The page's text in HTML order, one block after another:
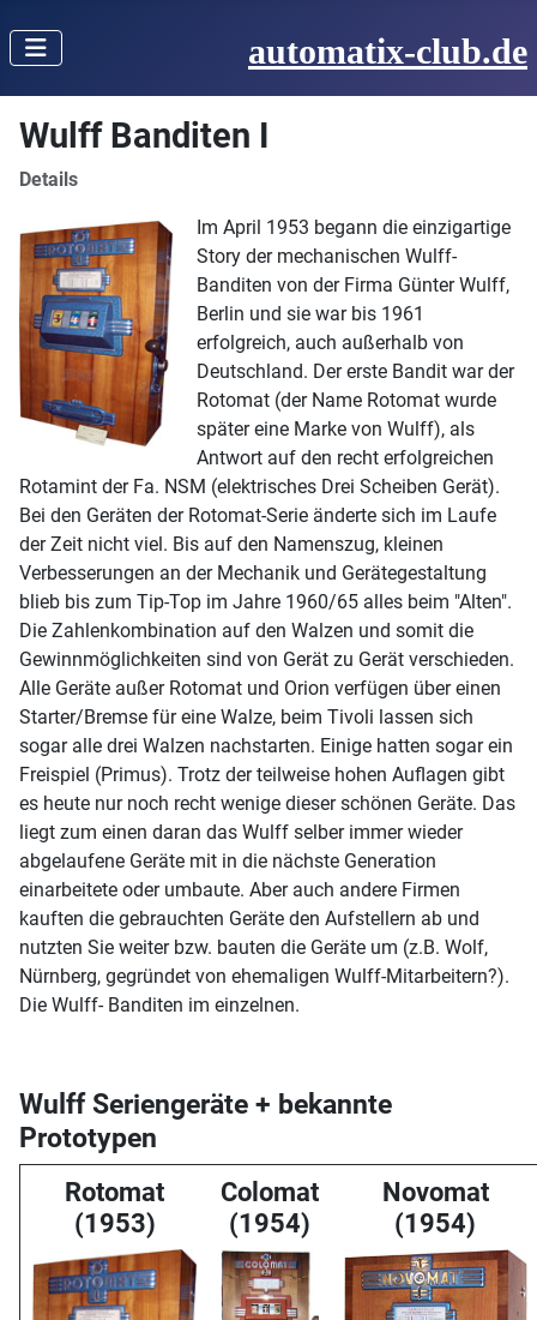
automatix-club.de
Wulff Banditen I
Details
Im April 1953 begann die einzigartige
Story der mechanischen Wulff-
Banditen von der Firma Günter Wulff,
Berlin und sie war bis 1961
erfolgreich, auch außerhalb von
Deutschland. Der erste Bandit war der
Rotomat (der Name Rotomat wurde
später eine Marke von Wulff), als
Antwort auf den recht erfolgreichen
Rotamint der Fa. NSM (elektrisches Drei Scheiben Gerät).
Bei den Geräten der Rotomat-Serie änderte sich im Laufe
der Zeit nicht viel. Bis auf den Namenszug, kleinen
Verbesserungen an der Mechanik und Gerätegestaltung
blieb bis zum Tip-Top im Jahre 1960/65 alles beim "Alten".
Die Zahlenkombination auf den Walzen und somit die
Gewinnmöglichkeiten sind von Gerät zu Gerät verschieden.
Alle Geräte außer Rotomat und Orion verfügen über einen
Starter/Bremse für eine Walze, beim Tivoli lassen sich
sogar alle drei Walzen nachstarten. Einige hatten sogar ein
Freispiel (Primus). Trotz der teilweise hohen Auflagen gibt
es heute nur noch recht wenige dieser schönen Geräte. Das
liegt zum einen daran das Wulff selber immer wieder
abgelaufene Geräte mit in die nächste Generation
einarbeitete oder umbaute. Aber auch andere Firmen
kauften die gebrauchten Geräte den Aufstellern ab und
nutzten Sie weiter bzw. bauten die Geräte um (z.B. Wolf,
Nürnberg, gegründet von ehemaligen Wulff-Mitarbeitern?).
Die Wulff- Banditen im einzelnen.
Wulff Seriengeräte + bekannte
Prototypen
Rotomat
(1953)
Colomat
(1954)
Novomat
(1954)